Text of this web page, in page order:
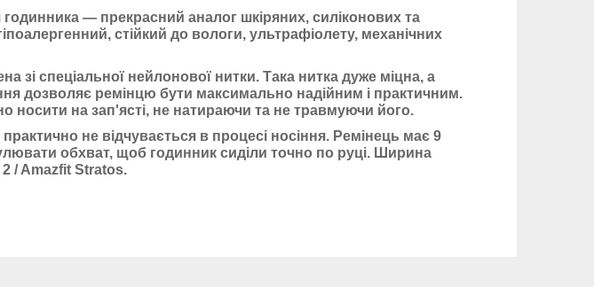
— прекрасний аналог шкіряних, силіконових та
стійкий до вологи, ультрафіолету, механічних
зі спеціальної нейлонової нитки. Така нитка дуже міцна, а
дозволяє ремінцю бути максимально надійним і практичним.
носити на зап'ясті, не натираючи та не травмуючи його.
практично не відчувається в процесі носіння. Ремінець має 9
обхват, щоб годинник сиділи точно по руці. Ширина
/ Amazfit Stratos.